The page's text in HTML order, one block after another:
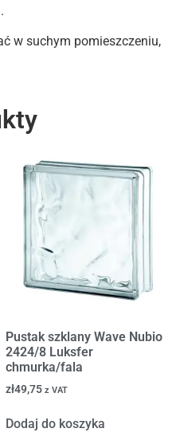
w suchym pomieszczeniu,
Pustak szklany Wave Nubio
2424/8 Luksfer
chmurka/fala
zł49,75 z VAT
Dodaj do koszyka